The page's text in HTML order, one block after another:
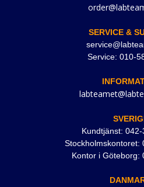
SERVICE &
Service: 010-
Kundtjänst:
Stockholmskontoret:
Kontor i Göteborg: